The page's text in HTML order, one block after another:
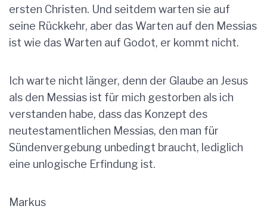
ersten Christen. Und seitdem warten sie auf
seine Rückkehr, aber das Warten auf den Messias
ist wie das Warten auf Godot, er kommt nicht.
Ich warte nicht länger, denn der Glaube an Jesus
als den Messias ist für mich gestorben als ich
verstanden habe, dass das Konzept des
neutestamentlichen Messias, den man für
Sündenvergebung unbedingt braucht, lediglich
eine unlogische Erfindung ist.
Markus